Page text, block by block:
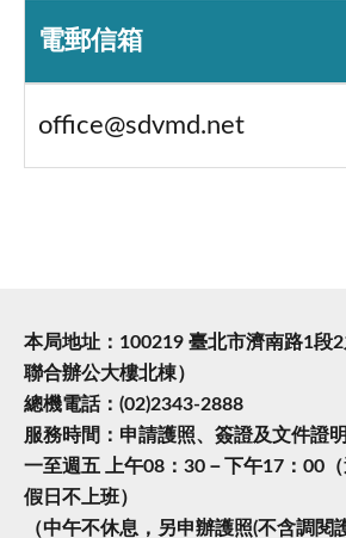
電郵信箱
office@sdvmd.net
本局地址：100219 臺北市濟南路1段
聯合辦公大樓北棟）
總機電話：(02)2343-2888
服務時間：申請護照、簽證及文件證
一至週五 上午08：30－下午17：00
假日不上班）
（中午不休息，另申辦護照(不含調閱